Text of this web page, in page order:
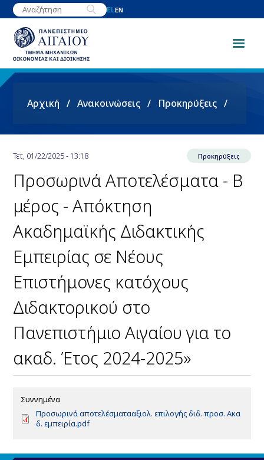
Παράκαμψη
προς
κυρίως
περιεχόμενο
ELEN
Breadcrumb
Αρχική Ανακοινώσεις Προκηρύξεις
Τετ, 01/22/2025 - 13:18 Προκηρύξεις
Προσωρινά Αποτελέσματα - Β
μέρος - Απόκτηση
Ακαδημαϊκής Διδακτικής
Εμπειρίας σε Νέους
Επιστήμονες κατόχους
Διδακτορικού στο
Πανεπιστήμιο Αιγαίου για το
ακαδ. Έτος 2024-2025»
Συννημένα
D
o
m
Προσωρινά αποτελέσματααξιολ. επιλογής διδ. προσ. Ακα
δ. εμπειρία.pdf